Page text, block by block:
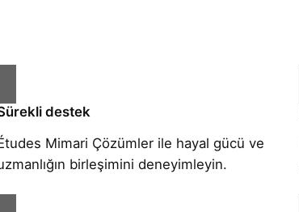
destek
Mimari Çözümler ile hayal gücü ve
birleşimini deneyimleyin.